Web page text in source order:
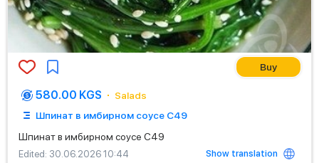
Buy
580.00 KGS
Salads
Шпинат в имбирном соусе С49
Шпинат в имбирном соусе С49
Edited: 30.06.2026 10:44
Show translation